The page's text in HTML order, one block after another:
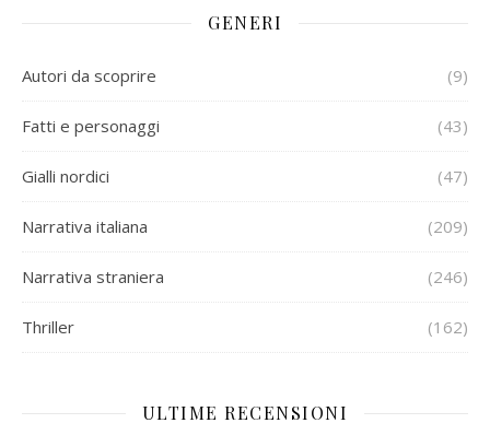
GENERI
Autori da scoprire (9)
Fatti e personaggi (43)
Gialli nordici (47)
Narrativa italiana (209)
Narrativa straniera (246)
Thriller (162)
ULTIME RECENSIONI